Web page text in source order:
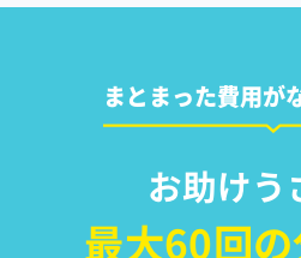
まとまった費用が
お助けう
最大60回